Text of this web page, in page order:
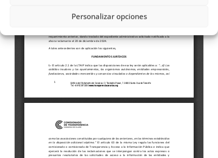
Personalizar opciones